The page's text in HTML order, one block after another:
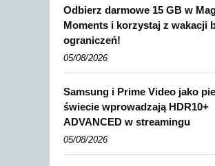
Odbierz darmowe 15 GB w
Moments i korzystaj z wakacji
ograniczeń!
05/08/2026
Samsung i Prime Video jako
świecie wprowadzają HDR10+
ADVANCED w streamingu
05/08/2026